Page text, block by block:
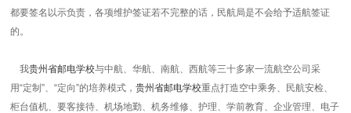
都要签名以示负责，各项维护签证若不完整的话，民航局是不会给予适航签证
的。
我贵州省邮电学校与中航、华航、南航、西航等三十多家一流航空公司采
用“定制”、“定向”的培养模式，贵州省邮电学校重点打造空中乘务、民航安检、
柜台值机、要客接待、机场地勤、机务维修、护理、学前教育、企业管理、电子